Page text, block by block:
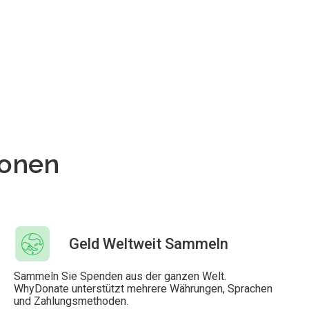
Geld Weltweit Sammeln
Sammeln Sie Spenden aus der ganzen Welt.
WhyDonate unterstützt mehrere Währungen, Sprachen
und Zahlungsmethoden.